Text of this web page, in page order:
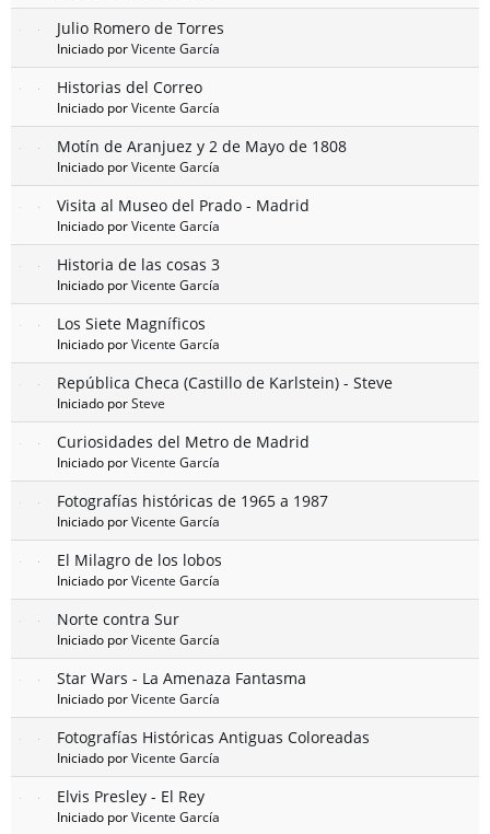
Julio Romero de Torres
Iniciado porVicente García
Historias del Correo
Iniciado porVicente García
Motín de Aranjuez y 2 de Mayo de 1808
Iniciado porVicente García
Visita al Museo del Prado - Madrid
Iniciado porVicente García
Historia de las cosas 3
Iniciado porVicente García
Los Siete Magníficos
Iniciado porVicente García
República Checa (Castillo de Karlstein) - Steve
Iniciado porSteve
Curiosidades del Metro de Madrid
Iniciado porVicente García
Fotografías históricas de 1965 a 1987
Iniciado porVicente García
El Milagro de los lobos
Iniciado porVicente García
Norte contra Sur
Iniciado porVicente García
Star Wars - La Amenaza Fantasma
Iniciado porVicente García
Fotografías Históricas Antiguas Coloreadas
Iniciado porVicente García
Elvis Presley - El Rey
Iniciado porVicente García